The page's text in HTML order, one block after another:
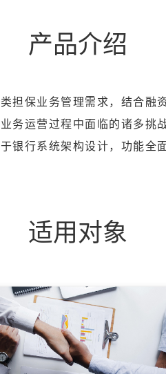
产品介绍
担保业务管理需求，结合融
务运营过程中面临的诸多挑
银行系统架构设计，功能
适用对象